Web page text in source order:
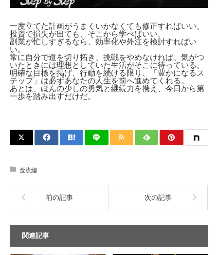
一度立てた計画がうまくいかなくても修正すればいい。
投資で損失が出ても、そこから学べばいい。
副業が忙しすぎるなら、効率化や外注を検討すればい
い。
常に自分で道を切り拓き、挑戦をやめなければ、気がつ
いたときには理想としていた生活がそこに待っている。
明確な目標を掲げ、行動を続ける限り、「豊かになるス
テップ」は必ずあなたの人生を前へ進めてくれる。
あとは、ほんの少しの勇気と継続力を携え、今日から第
一歩を踏み出すだけだ。
金流編
前の記事 次の記事
関連記事